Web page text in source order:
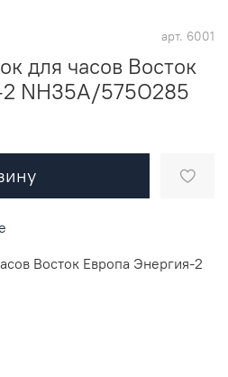
арт. 6001
для часов Восток
NH35A/575O285
Восток Европа Энергия-2